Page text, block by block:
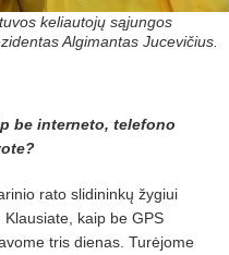
keliautojų sąjungos
Algimantas Jucevičius.
be interneto, telefono
rato slidininkų žygiui
kaip be GPS
tris dienas. Turėjome